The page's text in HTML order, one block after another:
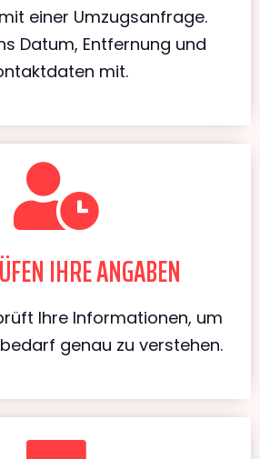
einer Umzugsanfrage.
Datum, Entfernung und
mit.
IHRE ANGABEN
Ihre Informationen, um
genau zu verstehen.